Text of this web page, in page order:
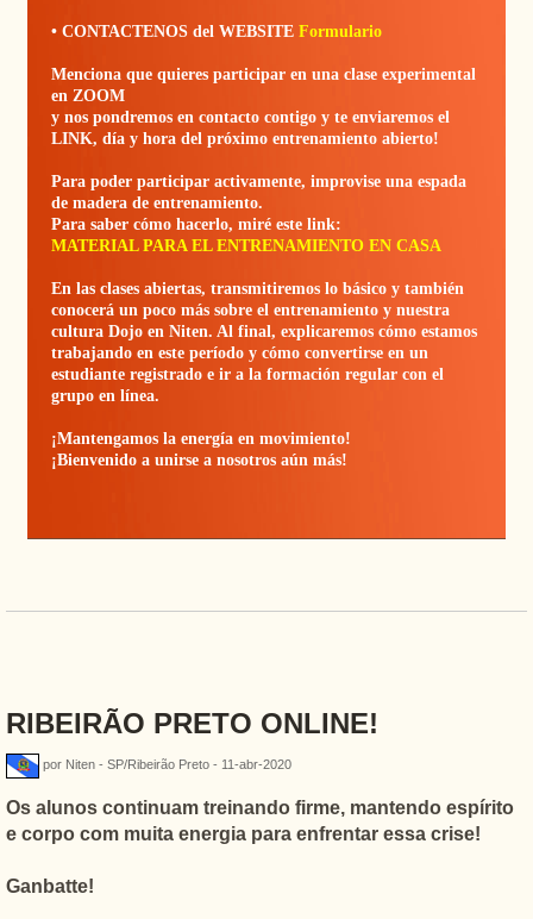
• CONTACTENOS del WEBSITE Formulario
Menciona que quieres participar en una clase experimental
en ZOOM
y nos pondremos en contacto contigo y te enviaremos el
LINK, día y hora del próximo entrenamiento abierto!
Para poder participar activamente, improvise una espada
de madera de entrenamiento.
Para saber cómo hacerlo, miré este link:
MATERIAL PARA EL ENTRENAMIENTO EN CASA
En las clases abiertas, transmitiremos lo básico y también
conocerá un poco más sobre el entrenamiento y nuestra
cultura Dojo en Niten. Al final, explicaremos cómo estamos
trabajando en este período y cómo convertirse en un
estudiante registrado e ir a la formación regular con el
grupo en línea.
¡Mantengamos la energía en movimiento!
¡Bienvenido a unirse a nosotros aún más!
RIBEIRÃO PRETO ONLINE!
por Niten - SP/Ribeirão Preto - 11-abr-2020
Os alunos continuam treinando firme, mantendo espírito
e corpo com muita energia para enfrentar essa crise!
Ganbatte!